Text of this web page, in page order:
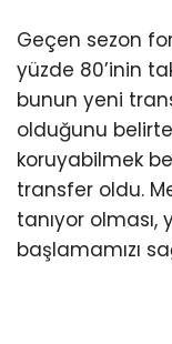
Geçen sezon
yüzde 80’inin
bunun yeni
olduğunu
koruyabilmek
transfer oldu.
tanıyor
başlamamızı